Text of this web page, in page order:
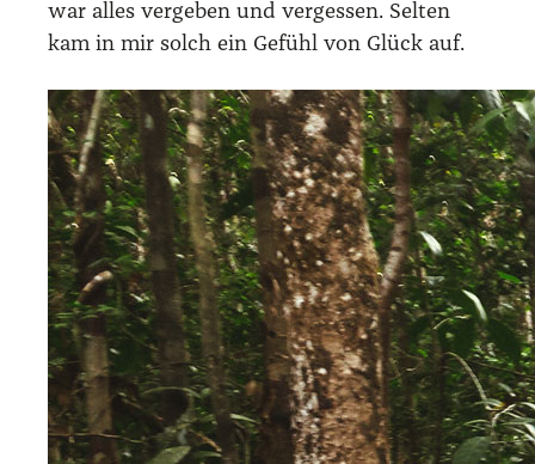
war alles ver­ge­ben und ver­ges­sen. Sel­ten
kam in mir solch ein Gefühl von Glück auf.